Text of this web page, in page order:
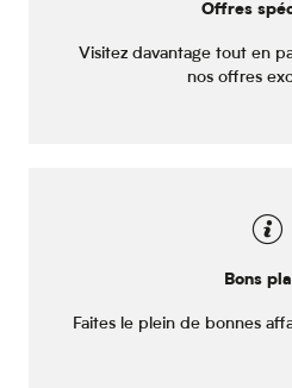
Offres
Visitez davantage tout en
nos offres
Bons
Faites le plein de bonnes